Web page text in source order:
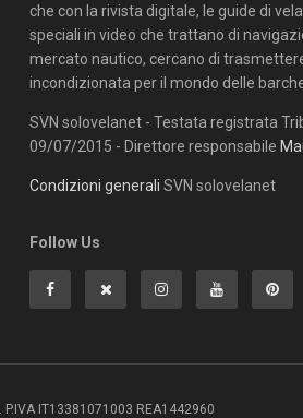
che con la rivista digitale, le guide di
speciali in video che trattano di
mercato nautico, cercano di
incondizionata per il mondo delle
SVN solovelanet - Testata registrata
09/07/2015 - Direttore responsabile
Condizioni generali SVN solovelanet
Follow Us
IT13381071003 REA1442960